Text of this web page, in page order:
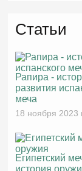
Статьи
Рапира -
развития
меча
18 ноября 2023
Египетский
история